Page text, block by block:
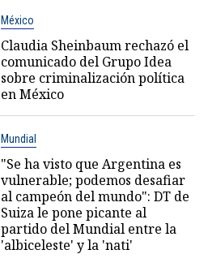
México
Claudia Sheinbaum rechazó el
comunicado del Grupo Idea
sobre criminalización política
en México
Mundial
"Se ha visto que Argentina es
vulnerable; podemos desafiar
al campeón del mundo": DT de
Suiza le pone picante al
partido del Mundial entre la
'albiceleste' y la 'nati'